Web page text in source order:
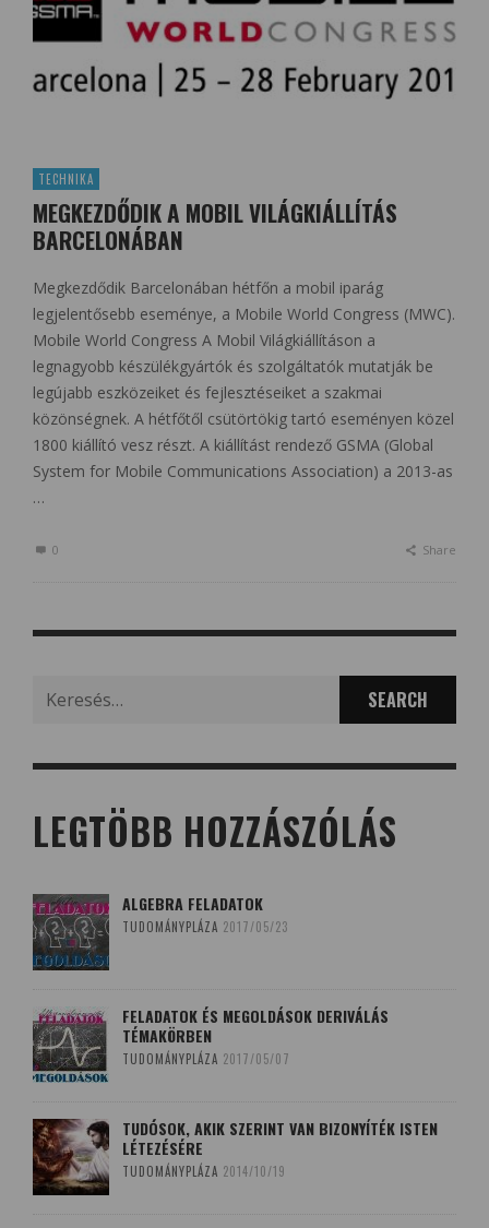
TECHNIKA
MEGKEZDŐDIK A MOBIL VILÁGKIÁLLÍTÁS
BARCELONÁBAN
Megkezdődik Barcelonában hétfőn a mobil iparág
legjelentősebb eseménye, a Mobile World Congress (MWC).
Mobile World Congress A Mobil Világkiállításon a
legnagyobb készülékgyártók és szolgáltatók mutatják be
legújabb eszközeiket és fejlesztéseiket a szakmai
közönségnek. A hétfőtől csütörtökig tartó eseményen közel
1800 kiállító vesz részt. A kiállítást rendező GSMA (Global
System for Mobile Communications Association) a 2013-as
…
0 Share
LEGTÖBB HOZZÁSZÓLÁS
ALGEBRA FELADATOK
TUDOMÁNYPLÁZA 2017/05/23
FELADATOK ÉS MEGOLDÁSOK DERIVÁLÁS
TÉMAKÖRBEN
TUDOMÁNYPLÁZA 2017/05/07
TUDÓSOK, AKIK SZERINT VAN BIZONYÍTÉK ISTEN
LÉTEZÉSÉRE
TUDOMÁNYPLÁZA 2014/10/19